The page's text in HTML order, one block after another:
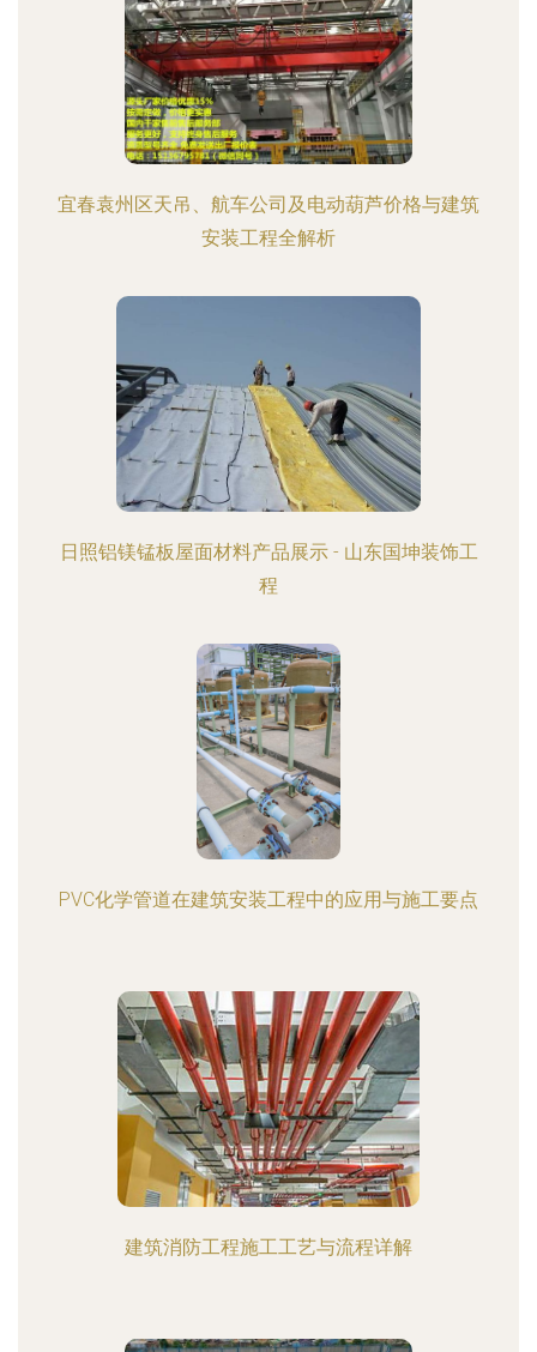
宜春袁州区天吊、航车公司及电动葫芦价格与建筑
安装工程全解析
日照铝镁锰板屋面材料产品展示 - 山东国坤装饰工
程
PVC化学管道在建筑安装工程中的应用与施工要点
建筑消防工程施工工艺与流程详解